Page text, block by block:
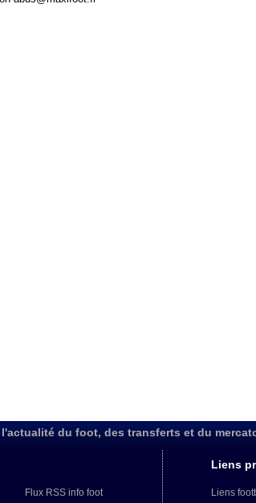
du foot, des transferts et du
Flux RSS info foot
Liens
Liens